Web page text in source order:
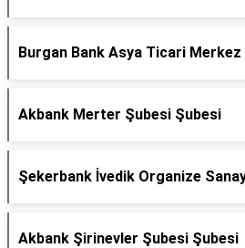
Burgan Bank Asya Ticari
Akbank Merter Şubesi Şubesi
Şekerbank İvedik Organize
Akbank Şirinevler Şubesi Şubesi